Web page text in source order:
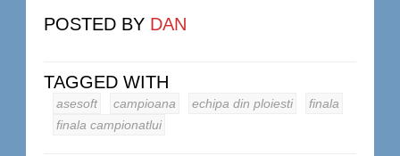
POSTED BY DAN
TAGGED WITH
asesoft campioana echipa din ploiesti
finala
finala campionatlui